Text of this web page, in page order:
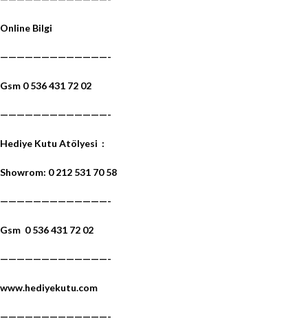
Online Bilgi
—————————————-
Gsm 0 536 431 72 02
—————————————-
Hediye Kutu Atölyesi :
Showrom: 0 212 531 70 58
—————————————-
Gsm 0 536 431 72 02
—————————————-
www.hediyekutu.com
—————————————-